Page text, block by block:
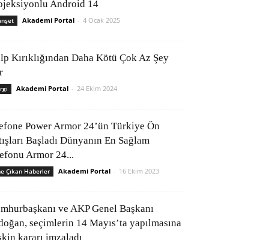
Android 14
Akademi Portal - 4 Ocak 2025
Kırıklığından Daha Kötü Çok Az Şey
Akademi Portal - 24 Ekim 2024
Power Armor 24’ün Türkiye Ön
Başladı Dünyanın En Sağlam
Armor 24...
Çıkan Haberler Akademi Portal - 16 Ekim 2023
ve AKP Genel Başkanı
seçimlerin 14 Mayıs’ta yapılmasına
kararı imzaladı